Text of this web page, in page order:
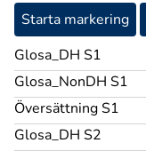
Starta markering
Glosa_DH S1
Glosa_NonDH S1
Översättning S1
Glosa_DH S2